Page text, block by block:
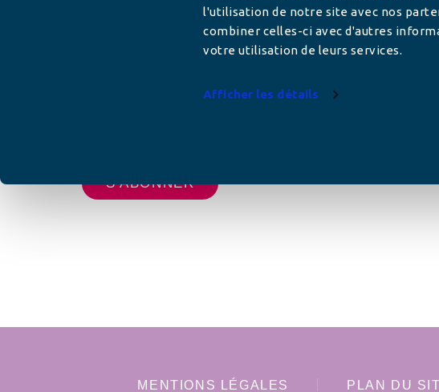
l'utilisation de notre site avec nos
combiner celles-ci avec d'autres
votre utilisation de leurs services.
Afficher les détails
MENTIONS LÉGALES PLAN DU